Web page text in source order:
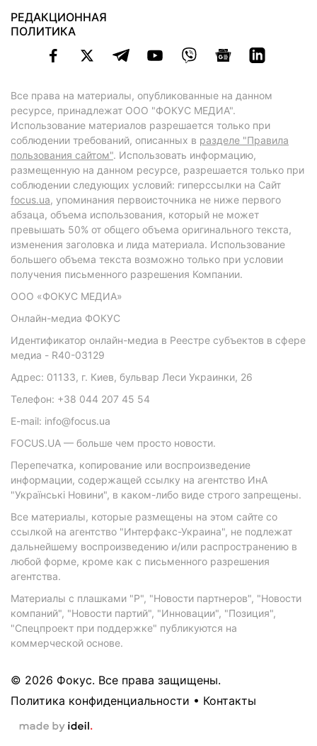
РЕДАКЦИОННАЯ
ПОЛИТИКА
Все права на материалы, опубликованные на данном
ресурсе, принадлежат ООО "ФОКУС МЕДИА".
Использование материалов разрешается только при
соблюдении требований, описанных в разделе "Правила
пользования сайтом". Использовать информацию,
размещенную на данном ресурсе, разрешается только при
соблюдении следующих условий: гиперссылки на Сайт
focus.ua, упоминания первоисточника не ниже первого
абзаца, объема использования, который не может
превышать 50% от общего объема оригинального текста,
изменения заголовка и лида материала. Использование
большего объема текста возможно только при условии
получения письменного разрешения Компании.
ООО «ФОКУС МЕДИА»
Онлайн-медиа ФОКУС
Идентификатор онлайн-медиа в Реестре субъектов в сфере
медиа - R40-03129
Адрес: 01133, г. Киев, бульвар Леси Украинки, 26
Телефон: +38 044 207 45 54
E-mail: info@focus.ua
FOCUS.UA — больше чем просто новости.
Перепечатка, копирование или воспроизведение
информации, содержащей ссылку на агентство ИнА
"Українські Новини", в каком-либо виде строго запрещены.
Все материалы, которые размещены на этом сайте со
ссылкой на агентство "Интерфакс-Украина", не подлежат
дальнейшему воспроизведению и/или распространению в
любой форме, кроме как с письменного разрешения
агентства.
Материалы с плашками "Р", "Новости партнеров", "Новости
компаний", "Новости партий", "Инновации", "Позиция",
"Спецпроект при поддержке" публикуются на
коммерческой основе.
© 2026 Фокус. Все права защищены.
Политика конфиденциальности • Контакты